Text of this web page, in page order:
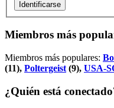
Miembros más
Miembros más populares:
(11), Poltergeist (9), USA-
¿Quién está